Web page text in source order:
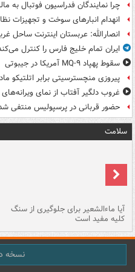
چرا نمایندگان فدراسیون فوتبال به
انهدام انبارهای سوخت و تجهیزات
انصارالله: عربستان اینترنت ساحل
ایران تمام خلیج فارس را کنترل
سقوط پهپاد MQ-۹ آمریکا در جیبوتی
پیروزی منچسترسیتی برابر اتلتیکو
غروب دلگیر آفتاب از نمای
حضور قربانی در پرسپولیس منتفی
سلامت
آیا ماءالشعیر برای جلوگیری از سنگ
کلیه مفید است
نسخه